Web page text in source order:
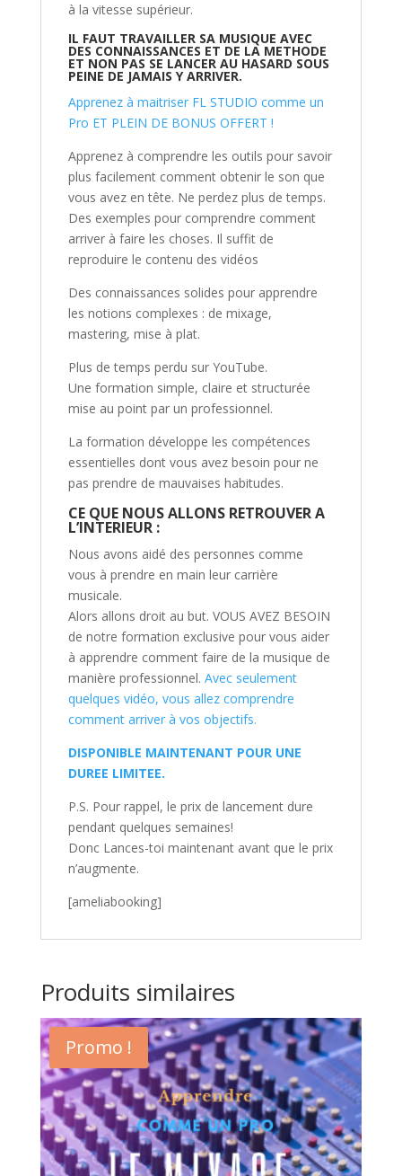
à la vitesse supérieur.
IL FAUT TRAVAILLER SA MUSIQUE AVEC
DES CONNAISSANCES ET DE LA METHODE
ET NON PAS SE LANCER AU HASARD SOUS
PEINE DE JAMAIS Y ARRIVER.
Apprenez à maitriser FL STUDIO comme un
Pro ET PLEIN DE BONUS OFFERT !
Apprenez à comprendre les outils pour savoir
plus facilement comment obtenir le son que
vous avez en tête. Ne perdez plus de temps.
Des exemples pour comprendre comment
arriver à faire les choses. Il suffit de
reproduire le contenu des vidéos
Des connaissances solides pour apprendre
les notions complexes : de mixage,
mastering, mise à plat.
Plus de temps perdu sur YouTube.
Une formation simple, claire et structurée
mise au point par un professionnel.
La formation développe les compétences
essentielles dont vous avez besoin pour ne
pas prendre de mauvaises habitudes.
CE QUE NOUS ALLONS RETROUVER A
L’INTERIEUR :
Nous avons aidé des personnes comme
vous à prendre en main leur carrière
musicale.
Alors allons droit au but. VOUS AVEZ BESOIN
de notre formation exclusive pour vous aider
à apprendre comment faire de la musique de
manière professionnel. Avec seulement
quelques vidéo, vous allez comprendre
comment arriver à vos objectifs.
DISPONIBLE MAINTENANT POUR UNE
DUREE LIMITEE.
P.S. Pour rappel, le prix de lancement dure
pendant quelques semaines!
Donc Lances-toi maintenant avant que le prix
n’augmente.
[ameliabooking]
Produits similaires
Promo !